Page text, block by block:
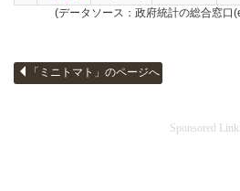
(データソース：政府統計の総合窓口
「ミニトマト」のページへ
Sponsored Link